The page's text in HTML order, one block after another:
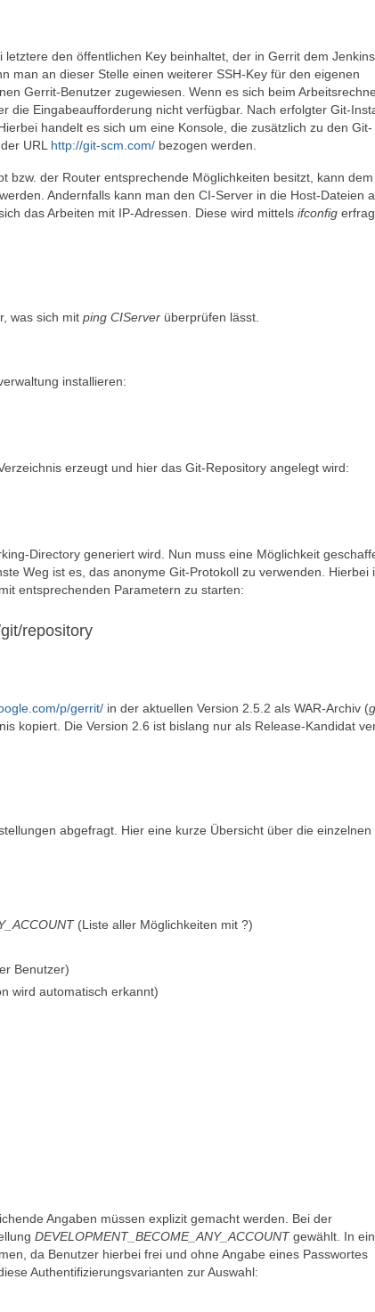
letztere den öffentlichen Key beinhaltet, der in Gerrit dem
man an dieser Stelle einen weiterer SSH-Key für den eigenen
Gerrit-Benutzer zugewiesen. Wenn es sich beim
die Eingabeaufforderung nicht verfügbar. Nach erfolgter Git-
handelt es sich um eine Konsole, die zusätzlich zu den Git-
URL http://git-scm.com/ bezogen werden.
bzw. der Router entsprechende Möglichkeiten besitzt, kann dem
Andernfalls kann man den CI-Server in die Host-Dateien
das Arbeiten mit IP-Adressen. Diese wird mittels ifconfig
was sich mit ping CIServer überprüfen lässt.
installieren:
erzeugt und hier das Git-Repository angelegt wird:
Directory generiert wird. Nun muss eine Möglichkeit
Weg ist es, das anonyme Git-Protokoll zu verwenden. Hierbei
entsprechenden Parametern zu starten:
repository
p/gerrit/ in der aktuellen Version 2.5.2 als WAR-Archiv (
kopiert. Die Version 2.6 ist bislang nur als Release-Kandidat
abgefragt. Hier eine kurze Übersicht über die einzelnen
(Liste aller Möglichkeiten mit ?)
Benutzer)
wird automatisch erkannt)
Angaben müssen explizit gemacht werden. Bei der
DEVELOPMENT_BECOME_ANY_ACCOUNTgewählt. In
da Benutzer hierbei frei und ohne Angabe eines Passwortes
Authentifizierungsvarianten zur Auswahl: